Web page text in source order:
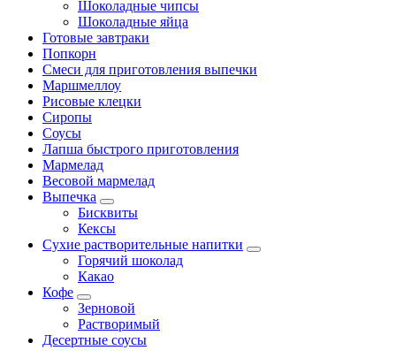
Шоколадные чипсы
Шоколадные яйца
Готовые завтраки
Попкорн
Смеси для приготовления выпечки
Маршмеллоу
Рисовые клецки
Сиропы
Соусы
Лапша быстрого приготовления
Мармелад
Весовой мармелад
Выпечка
Бисквиты
Кексы
Сухие растворительные напитки
Горячий шоколад
Какао
Кофе
Зерновой
Растворимый
Десертные соусы